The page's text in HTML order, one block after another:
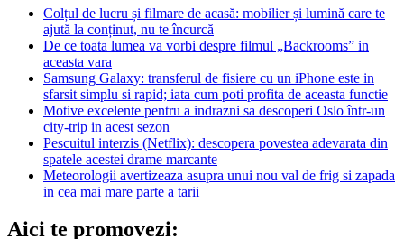
Colțul de lucru și filmare de acasă: mobilier și lumină care te
ajută la conținut, nu te încurcă
De ce toata lumea va vorbi despre filmul „Backrooms” in
aceasta vara
Samsung Galaxy: transferul de fisiere cu un iPhone este in
sfarsit simplu si rapid; iata cum poti profita de aceasta functie
Motive excelente pentru a indrazni sa descoperi Oslo într-un
city-trip in acest sezon
Pescuitul interzis (Netflix): descopera povestea adevarata din
spatele acestei drame marcante
Meteorologii avertizeaza asupra unui nou val de frig si zapada
in cea mai mare parte a tarii
Aici te promovezi: